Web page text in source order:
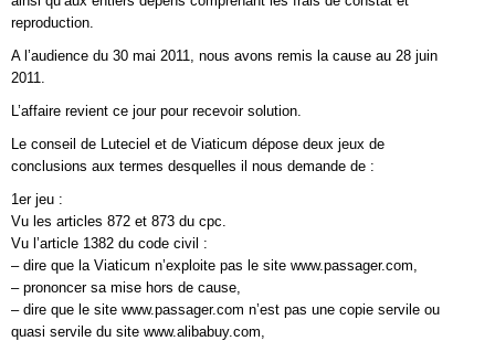
reproduction.
A l’audience du 30 mai 2011, nous avons remis la cause au 28 juin
2011.
L’affaire revient ce jour pour recevoir solution.
Le conseil de Luteciel et de Viaticum dépose deux jeux de
conclusions aux termes desquelles il nous demande de :
1er jeu :
Vu les articles 872 et 873 du cpc.
Vu l’article 1382 du code civil :
– dire que la Viaticum n’exploite pas le site www.passager.com,
– prononcer sa mise hors de cause,
– dire que le site www.passager.com n’est pas une copie servile ou
quasi servile du site www.alibabuy.com,